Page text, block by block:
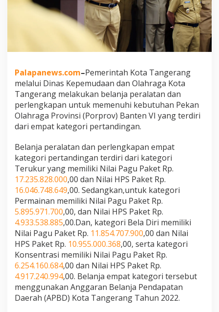
Palapanews.com–Pemerintah Kota Tangerang
melalui Dinas Kepemudaan dan Olahraga Kota
Tangerang melakukan belanja peralatan dan
perlengkapan untuk memenuhi kebutuhan Pekan
Olahraga Provinsi (Porprov) Banten VI yang terdiri
dari empat kategori pertandingan.
Belanja peralatan dan perlengkapan empat
kategori pertandingan terdiri dari kategori
Terukur yang memiliki Nilai Pagu Paket Rp.
17.235.828.000,00 dan Nilai HPS Paket Rp.
16.046.748.649,00. Sedangkan,untuk kategori
Permainan memiliki Nilai Pagu Paket Rp.
5.895.971.700,00, dan Nilai HPS Paket Rp.
4.933.538.885,00.Dan, kategori Bela Diri memiliki
Nilai Pagu Paket Rp. 11.854.707.900,00 dan Nilai
HPS Paket Rp. 10.955.000.368,00, serta kategori
Konsentrasi memiliki Nilai Pagu Paket Rp.
6.254.160.684,00 dan Nilai HPS Paket Rp.
4.917.240.994,00. Belanja empat kategori tersebut
menggunakan Anggaran Belanja Pendapatan
Daerah (APBD) Kota Tangerang Tahun 2022.